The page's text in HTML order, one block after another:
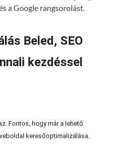
a Google rangsorolást.
Beled, SEO
kezdéssel
Fontos, hogy már a lehető
keresőoptimalizálása.